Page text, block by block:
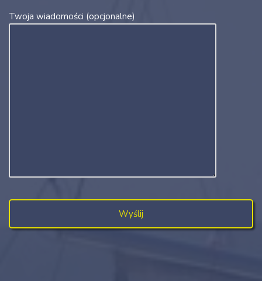
Twoja wiadomości (opcjonalne)